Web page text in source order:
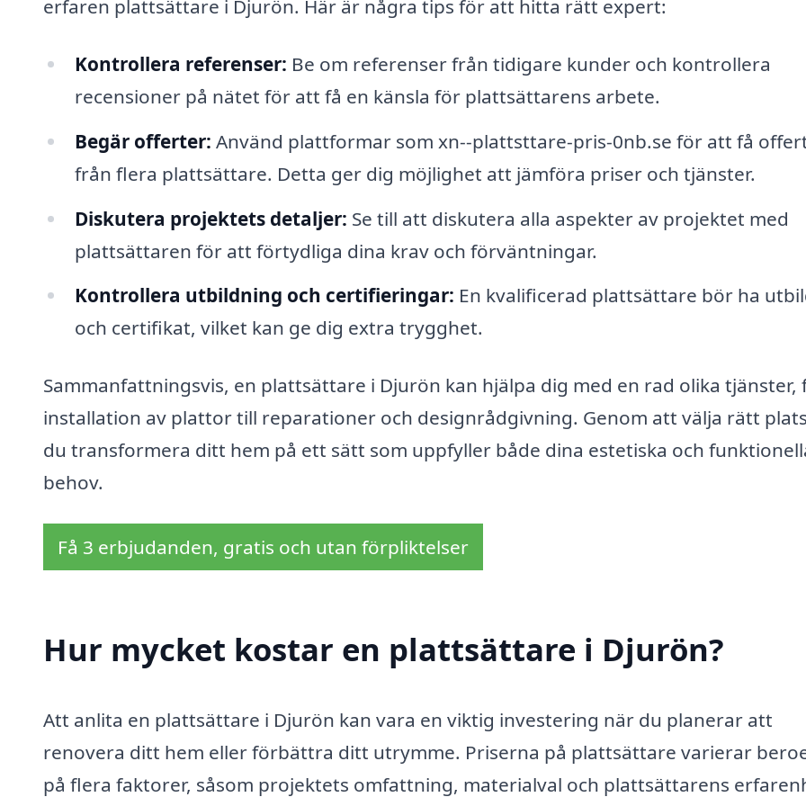
erfaren plattsättare i Djurön. Här är några tips för att hitta rätt expert:
Kontrollera referenser: Be om referenser från tidigare kunder och kontrollera
recensioner på nätet för att få en känsla för plattsättarens arbete.
Begär offerter: Använd plattformar som xn--plattsttare-pris-0nb.se för att få
från flera plattsättare. Detta ger dig möjlighet att jämföra priser och tjänster.
Diskutera projektets detaljer: Se till att diskutera alla aspekter av projektet med
plattsättaren för att förtydliga dina krav och förväntningar.
Kontrollera utbildning och certifieringar: En kvalificerad plattsättare bör ha
och certifikat, vilket kan ge dig extra trygghet.
Sammanfattningsvis, en plattsättare i Djurön kan hjälpa dig med en rad olika tjänster,
installation av plattor till reparationer och designrådgivning. Genom att välja rätt
du transformera ditt hem på ett sätt som uppfyller både dina estetiska och
behov.
Få 3 erbjudanden, gratis och utan förpliktelser
Hur mycket kostar en plattsättare i Djurön?
Att anlita en plattsättare i Djurön kan vara en viktig investering när du planerar att
renovera ditt hem eller förbättra ditt utrymme. Priserna på plattsättare varierar
på flera faktorer, såsom projektets omfattning, materialval och plattsättarens